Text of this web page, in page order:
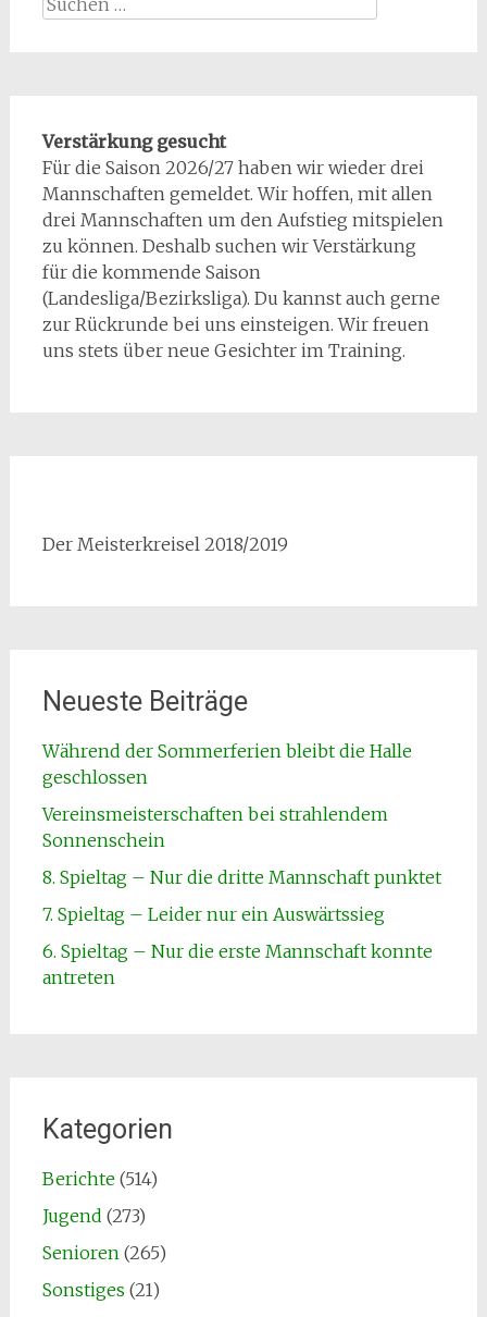
Verstärkung gesucht
Für die Saison 2026/27 haben wir wieder drei
Mannschaften gemeldet. Wir hoffen, mit allen
drei Mannschaften um den Aufstieg mitspielen
zu können. Deshalb suchen wir Verstärkung
für die kommende Saison
(Landesliga/Bezirksliga). Du kannst auch gerne
zur Rückrunde bei uns einsteigen. Wir freuen
uns stets über neue Gesichter im Training.
Der Meisterkreisel 2018/2019
Neueste Beiträge
Während der Sommerferien bleibt die Halle
geschlossen
Vereinsmeisterschaften bei strahlendem
Sonnenschein
8. Spieltag – Nur die dritte Mannschaft punktet
7. Spieltag – Leider nur ein Auswärtssieg
6. Spieltag – Nur die erste Mannschaft konnte
antreten
Kategorien
Berichte(514)
Jugend (273)
Senioren(265)
Sonstiges (21)